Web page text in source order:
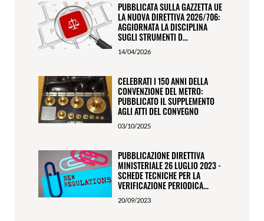
PUBBLICATA SULLA GAZZETTA UE
LA NUOVA DIRETTIVA 2026/706:
AGGIORNATA LA DISCIPLINA
SUGLI STRUMENTI D...
14/04/2026
CELEBRATI I 150 ANNI DELLA
CONVENZIONE DEL METRO:
PUBBLICATO IL SUPPLEMENTO
AGLI ATTI DEL CONVEGNO
03/10/2025
PUBBLICAZIONE DIRETTIVA
MINISTERIALE 26 LUGLIO 2023 -
SCHEDE TECNICHE PER LA
VERIFICAZIONE PERIODICA...
20/09/2023